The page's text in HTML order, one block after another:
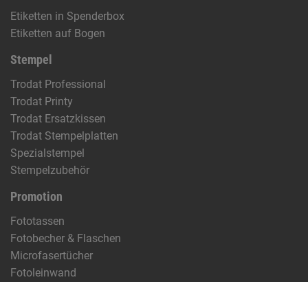
Etiketten in Spenderbox
Etiketten auf Bogen
Stempel
Trodat Professional
Trodat Printy
Trodat Ersatzkissen
Trodat Stempelplatten
Spezialstempel
Stempelzubehör
Promotion
Fototassen
Fotobecher & Flaschen
Microfasertücher
Fotoleinwand